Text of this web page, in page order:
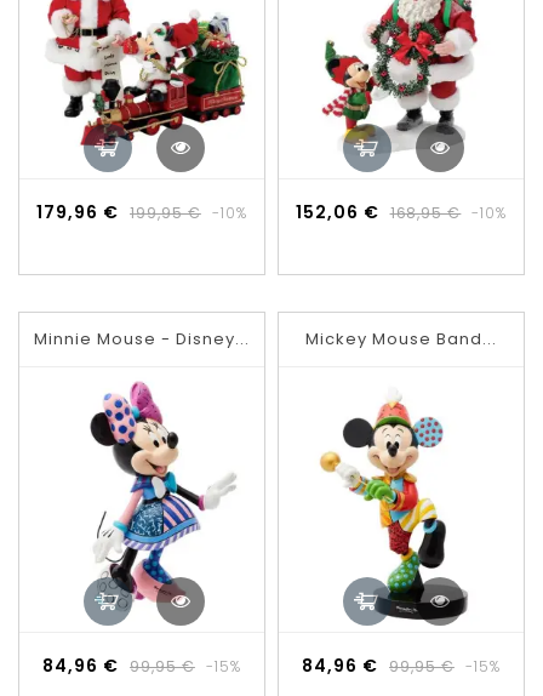
179,96 € Prix
base
199,95 € Prix
-10% 152,06 € Prix
base
168,95 € Prix
-10%
Minnie Mouse - Disney...
84,96 € Prix
99,95 € Prix
-15%
Mickey Mouse Band...
84,96 € Prix
99,95 € Prix
-15%